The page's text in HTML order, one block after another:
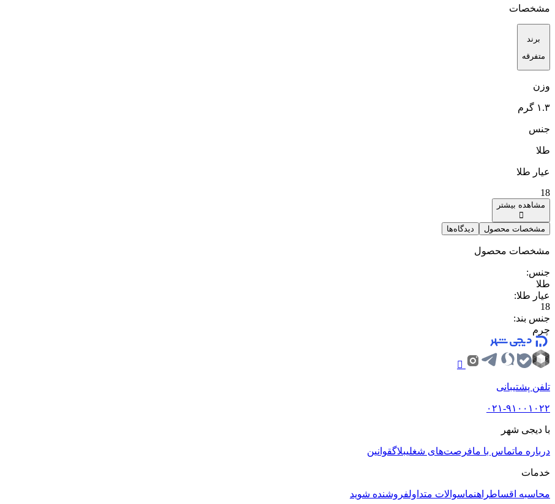
مشخصات
برند
متفرقه
وزن
۱.۳ گرم
جنس
طلا
عیار طلا
18
مشاهده بیشتر
مشخصات محصول دیدگاه‌ها
مشخصات محصول
جنس:
طلا
عیار طلا:
18
جنس بند:
چرم
تلفن پشتیبانی
۰۲۱-۹۱۰۰۱۰۲۲
با دیجی شهر
درباره ماتماس با مافرصت‌های شغلیبلاگقوانین
خدمات
محاسبه اقساطراهنماسوالات متداولفروشنده شوید